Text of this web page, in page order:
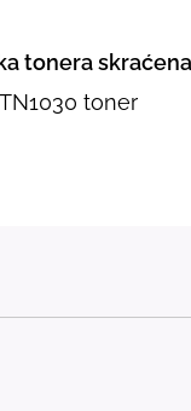
tonera skraćena
toner